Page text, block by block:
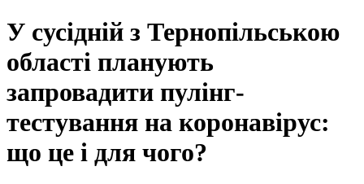
У сусідній з Тернопільською
області планують
запровадити пулінг-
тестування на коронавірус:
що це і для чого?